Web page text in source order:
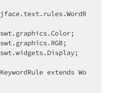
extends Wo